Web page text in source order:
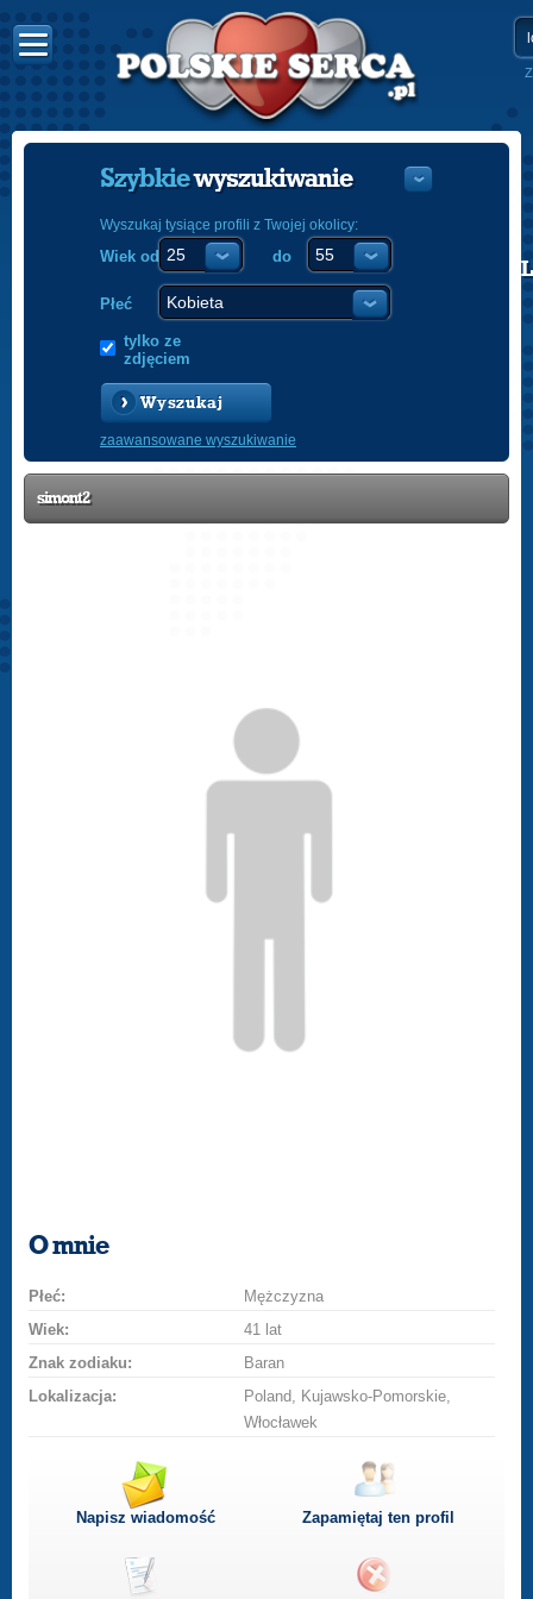
POLISH
Szybkiewyszukiwanie
Wyszukaj tysiące profili z Twojej okolicy:
Wiek od do
Płeć
tylko ze
zdjęciem
Wyszukaj
zaawansowane wyszukiwanie
simont2
O mnie
Płeć:
Mężczyzna
Wiek:
41 lat
Znak zodiaku:
Baran
Lokalizacja:
Poland, Kujawsko-Pomorskie,
Włocławek
Napisz wiadomość Zapamiętaj ten profil